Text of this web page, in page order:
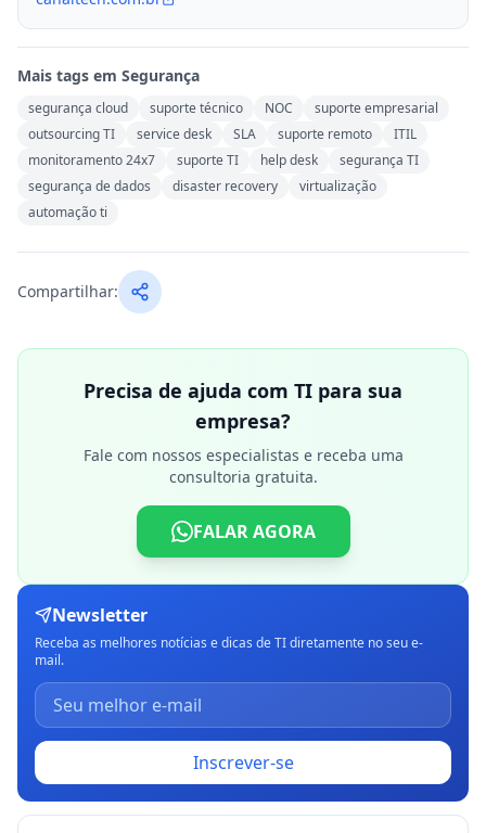
Mais tags em Segurança
segurança cloud suporte técnico NOC
suporte empresarial
outsourcing TI
service desk SLA suporte remoto
ITIL
monitoramento 24x7
suporte TI help desk
segurança TI
segurança de dados
disaster recovery
virtualização
automação ti
Compartilhar:
Precisa de ajuda com TI para sua
empresa?
Fale com nossos especialistas e receba uma
consultoria gratuita.
FALAR AGORA
Newsletter
Receba as melhores notícias e dicas de TI diretamente no seu e-
mail.
Inscrever-se